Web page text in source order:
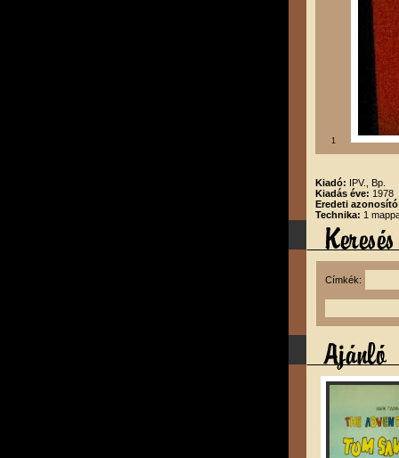
1
Kiadó: IPV., Bp.
Kiadás éve: 1978
Eredeti
Technika: 1
Címkék: